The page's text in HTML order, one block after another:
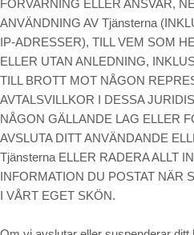
FÖRVARNING ELLER ANSVAR,
ANVÄNDNING AV Tjänsterna
IP-ADRESSER), TILL VEM SOM
ELLER UTAN ANLEDNING,
TILL BROTT MOT NÅGON
AVTALSVILLKOR I DESSA
NÅGON GÄLLANDE LAG ELLER
AVSLUTA DITT ANVÄNDANDE
Tjänsterna ELLER RADERA ALLT
INFORMATION DU POSTAT NÄR
I VÅRT EGET SKÖN.